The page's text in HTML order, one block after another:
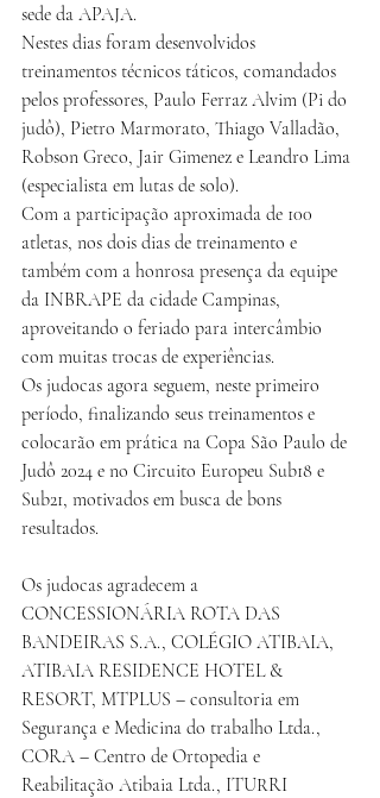
sede da APAJA.
Nestes dias foram desenvolvidos
treinamentos técnicos táticos, comandados
pelos professores, Paulo Ferraz Alvim (Pi do
judô), Pietro Marmorato, Thiago Valladão,
Robson Greco, Jair Gimenez e Leandro Lima
(especialista em lutas de solo).
Com a participação aproximada de 100
atletas, nos dois dias de treinamento e
também com a honrosa presença da equipe
da INBRAPE da cidade Campinas,
aproveitando o feriado para intercâmbio
com muitas trocas de experiências.
Os judocas agora seguem, neste primeiro
período, finalizando seus treinamentos e
colocarão em prática na Copa São Paulo de
Judô 2024 e no Circuito Europeu Sub18 e
Sub21, motivados em busca de bons
resultados.
Os judocas agradecem a
CONCESSIONÁRIA ROTA DAS
BANDEIRAS S.A., COLÉGIO ATIBAIA,
ATIBAIA RESIDENCE HOTEL &
RESORT, MTPLUS – consultoria em
Segurança e Medicina do trabalho Ltda.,
CORA – Centro de Ortopedia e
Reabilitação Atibaia Ltda., ITURRI